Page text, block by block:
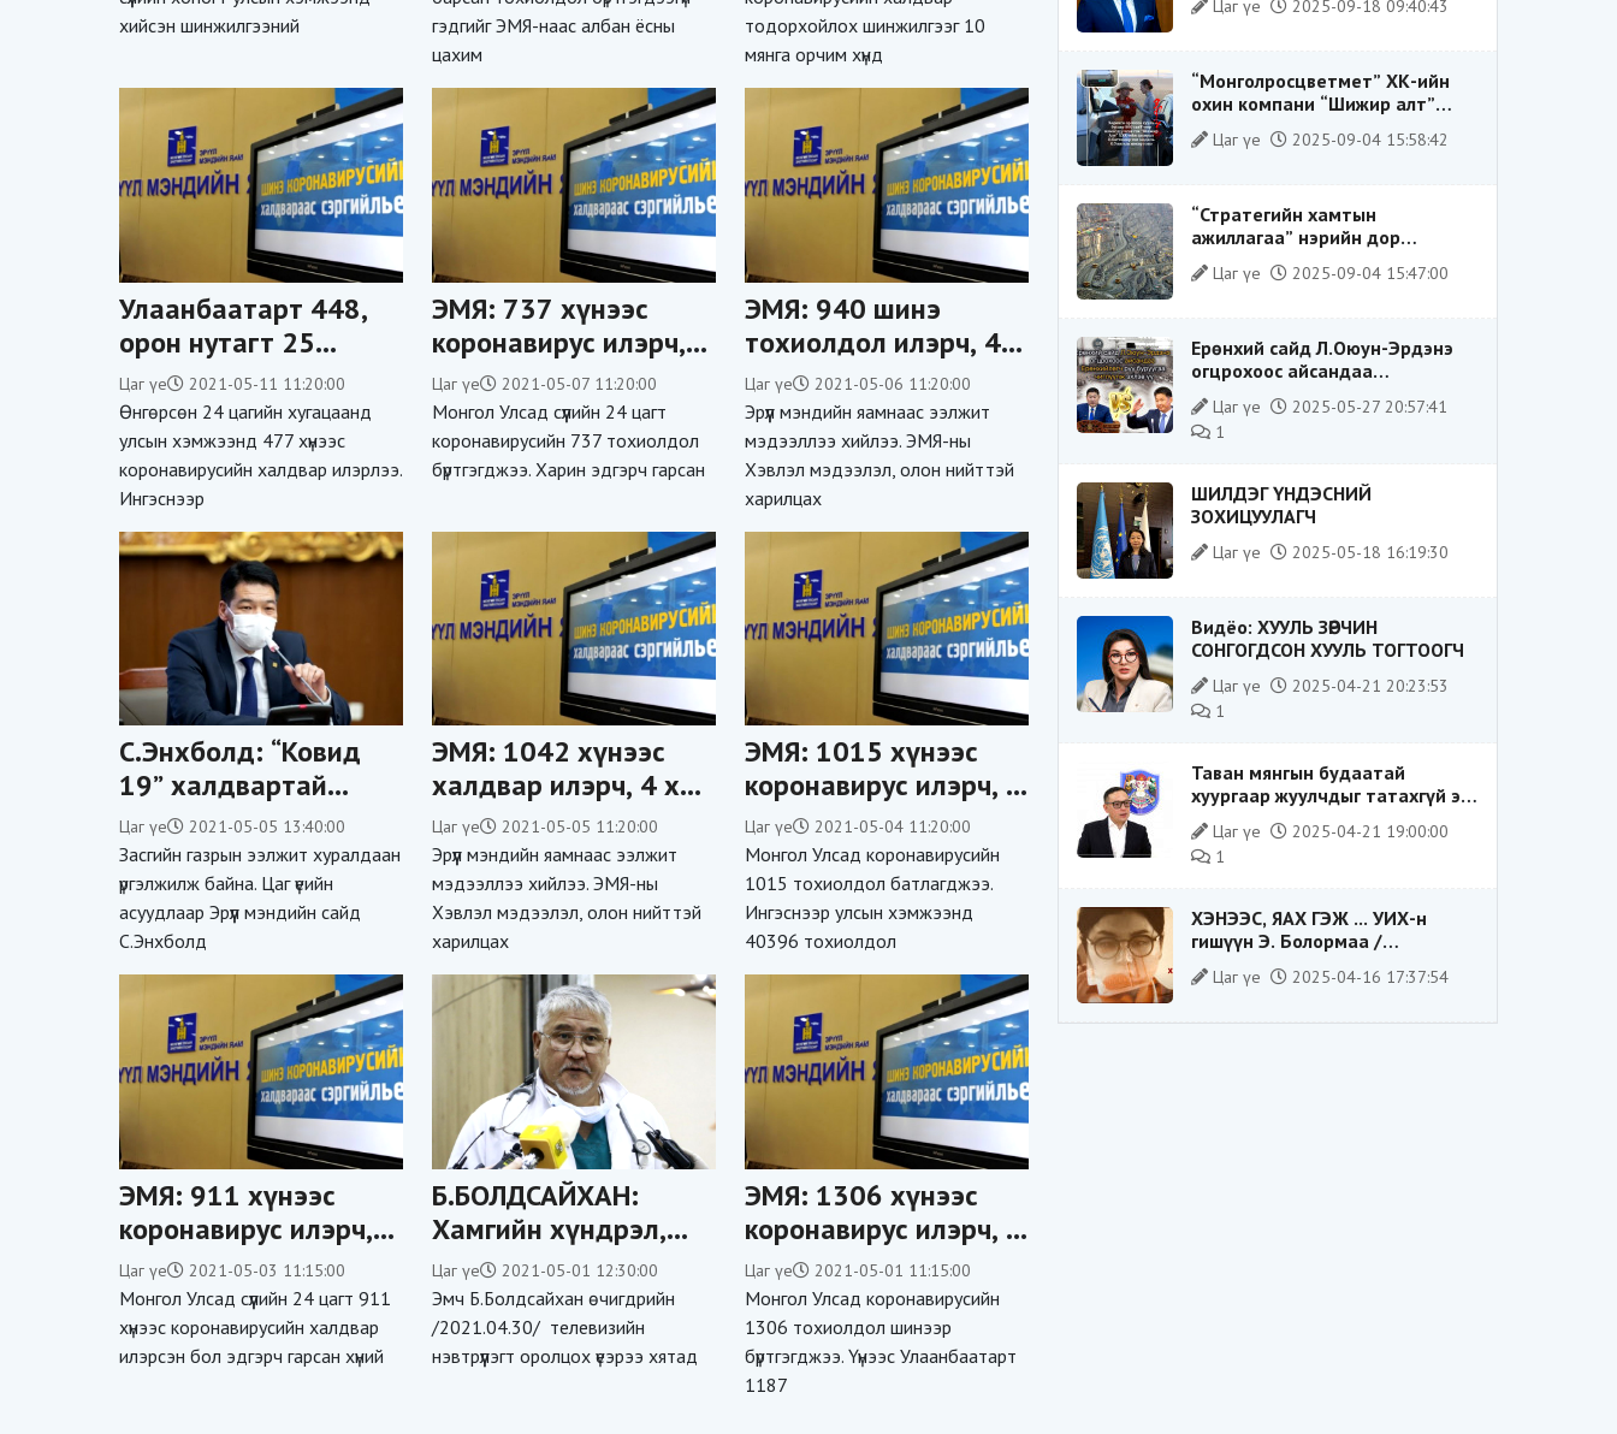
нас баржээ
хийсэн шинжилгээний
гарсан
гэдгийг ЭМЯ-наас албан ёсны
цахим
тодорхойлох шинжилгээг 10
мянга орчим хүнд
Улаанбаатарт 448,
орон нутагт 25
тохиолдол
бүртгэгдэж, 9 хүн нас
баржээ
Цаг үе 2021-05-11 11:20:00
Өнгөрсөн 24 цагийн хугацаанд
улсын хэмжээнд 477 хүнээс
коронавирусийн халдвар илэрлээ.
Ингэснээр
ЭМЯ: 737 хүнээс
коронавирус илэрч,
11 хүн нас баржээ
Цаг үе 2021-05-07 11:20:00
Монгол Улсад сүүлийн 24 цагт
коронавирусийн 737 тохиолдол
бүртгэгджээ. Харин эдгэрч гарсан
ЭМЯ: 940 шинэ
тохиолдол илэрч, 40-
95 насны 12 хүн нас
баржээ
Цаг үе 2021-05-06 11:20:00
Эрүүл мэндийн яамнаас ээлжит
мэдээллээ хийлээ. ЭМЯ-ны
Хэвлэл мэдээлэл, олон нийттэй
харилцах
С.Энхболд: “Ковид
19” халдвартай
иргэдэдийн
эмчилгээнд 650.000-
4.300.000 төгрөг
зарцуулах тариф
тогтоосон
Цаг үе 2021-05-05 13:40:00
Засгийн газрын ээлжит хуралдаан
үргэлжилж байна. Цаг үеийн
асуудлаар Эрүүл мэндийн сайд
С.Энхболд
ЭМЯ: 1042 хүнээс
халдвар илэрч, 4 хүн
нас барлаа
Цаг үе 2021-05-05 11:20:00
Эрүүл мэндийн яамнаас ээлжит
мэдээллээ хийлээ. ЭМЯ-ны
Хэвлэл мэдээлэл, олон нийттэй
харилцах
ЭМЯ: 1015 хүнээс
коронавирус илэрч, 7
хүн нас баржээ
Цаг үе 2021-05-04 11:20:00
Монгол Улсад коронавирусийн
1015 тохиолдол батлагджээ.
Ингэснээр улсын хэмжээнд
40396 тохиолдол
ЭМЯ: 911 хүнээс
коронавирус илэрч,
1225 хүн эдгэрлээ
Цаг үе 2021-05-03 11:15:00
Монгол Улсад сүүлийн 24 цагт 911
хүнээс коронавирусийн халдвар
илэрсэн бол эдгэрч гарсан хүний
Б.БОЛДСАЙХАН:
Хамгийн хүндрэл,
реакц багатай,
дархлаа сайн
тогтоож байгаа нь
Хятадын Вероселл
Цаг үе 2021-05-01 12:30:00
Эмч Б.Болдсайхан өчигдрийн
/2021.04.30/ телевизийн
нэвтрүүлэгт оролцох үеэрээ хятад
ЭМЯ: 1306 хүнээс
коронавирус илэрч, 5
хүн нас баржээ
Цаг үе 2021-05-01 11:15:00
Монгол Улсад коронавирусийн
1306 тохиолдол шинээр
бүртгэгджээ. Үүнээс Улаанбаатарт
1187
ёсны төлөө тэмцэгч, “хуучин
таниулсан.
Цаг үе 2025-09-18 09:40:43
“Монголросцветмет” ХК-ийн
охин компани “Шижир алт”
ХХК-ийн Гүйцэтгэх захирлаар
ажиллаж байсан О.Баттөмөрт
Цаг үе 2025-09-04 15:58:42
“Стратегийн хамтын
ажиллагаа” нэрийн дор
“Чимээгүй хөрөнгө хуримтлал”
Цаг үе 2025-09-04 15:47:00
Ерөнхий сайд Л.Оюун-Эрдэнэ
огцрохоос айсандаа
Ерөнхийлөгч рүү буруугаа
чиглүүлж эхлэв үү
Цаг үе
2025-05-27 20:57:41
1
ШИЛДЭГ ҮНДЭСНИЙ
ЗОХИЦУУЛАГЧ
Цаг үе 2025-05-18 16:19:30
Видёо: ХУУЛЬ ЗӨРЧИН
СОНГОГДСОН ХУУЛЬ ТОГТООГЧ
Цаг үе
2025-04-21 20:23:53
1
Таван мянгын будаатай
хуургаар жуулчдыг татахгүй ээ,
Д.Батсүх ээ
Цаг үе
2025-04-21 19:00:00
1
ХЭНЭЭС, ЯАХ ГЭЖ ... УИХ-н
гишүүн Э. Болормаа /
сонгуулийн ажилдаа гадаадын
компаниас хандив авсан уу/
Цаг үе 2025-04-16 17:37:54